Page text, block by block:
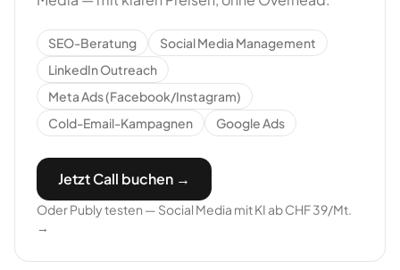
SEO-Beratung
Social Media Management
LinkedIn Outreach
Meta Ads (Facebook/Instagram)
Cold-Email-Kampagnen
Google Ads
Jetzt Call buchen →
Oder Publy testen — Social Media mit KI ab CHF 39/Mt.
→